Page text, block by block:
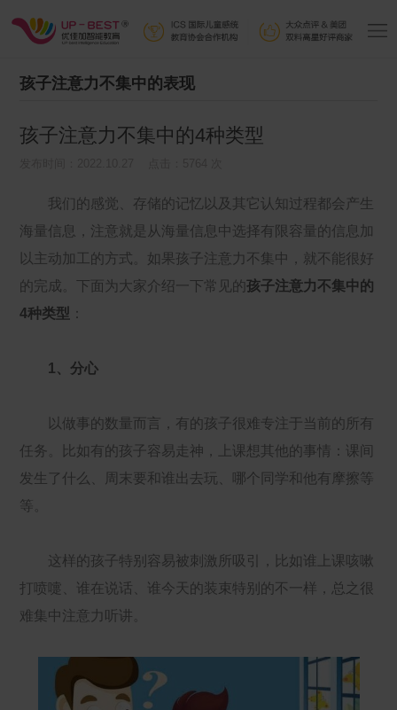
孩子注意力不集中的表现
孩子注意力不集中的4种类型
我们的感觉、存储的记忆以及其它认知过程都会产生
海量信息，注意就是从海量信息中选择有限容量的信息加
以主动加工的方式。如果孩子注意力不集中，就不能很好
的完成。下面为大家介绍一下常见的孩子注意力不集中的
4种类型 ：
1、分心
以做事的数量而言，有的孩子很难专注于当前的所有
任务。比如有的孩子容易走神，上课想其他的事情：课间
发生了什么、周末要和谁出去玩、哪个同学和他有摩擦等
等。
这样的孩子特别容易被刺激所吸引，比如谁上课咳嗽
打喷嚏、谁在说话、谁今天的装束特别的不一样，总之很
难集中注意力听讲。